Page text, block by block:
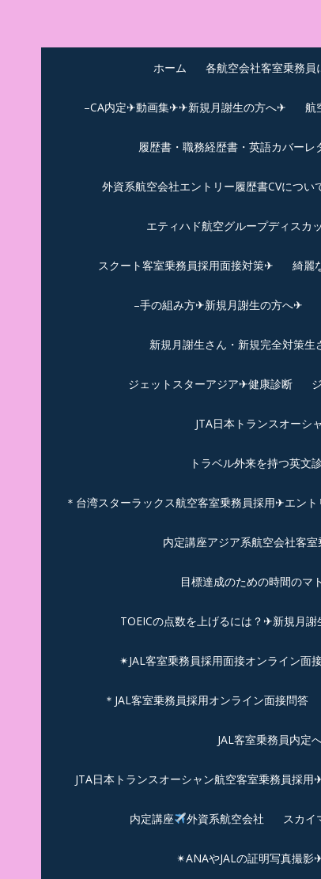
中尾享子CA内
ホーム
各航空会社客室乗務員
–CA内定✈動画集✈✈新規月謝生の方へ✈ 航
履歴書・職務経歴書・英語カバーレ
外資系航空会社エントリー履歴書CVについ
エティハド航空グループディスカ
スクート客室乗務員採用面接対策✈︎ 綺麗
–手の組み方✈新規月謝生の方へ✈
新規月謝生さん・新規完全対策
ジェットスターアジア✈︎健康診断
JTA日本トランスオーシ
トラベル外来を持つ英文
＊台湾スターラックス航空客室乗務員採用✈エン
内定講座アジア系航空会社客
目標達成のための時間のマ
TOEICの点数を上げるには？✈新規月謝
✴︎JAL客室乗務員採用面接オンライン面
＊JAL客室乗務員採用オンライン面接問答
JAL客室乗務員内定
JTA日本トランスオーシャン航空客室乗務員採
内定講座 外資系航空会社 スカイ
✴︎ANAやJALの証明写真撮影